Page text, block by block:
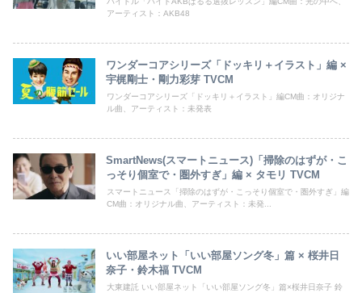
アーティスト：AKB48
ワンダーコアシリーズ「ドッキリ＋イラスト」編 ×
宇梶剛士・剛力彩芽 TVCM
ワンダーコアシリーズ「ドッキリ＋イラスト」編CM曲：オリジナ
ル曲、アーティスト：未発表
SmartNews(スマートニュース)「掃除のはずが・こ
っそり個室で・圏外すぎ」編 × タモリ TVCM
スマートニュース「掃除のはずが・こっそり個室で・圏外すぎ」編
CM曲：オリジナル曲、アーティスト：未発...
いい部屋ネット「いい部屋ソング冬」篇 × 桜井日
奈子・鈴木福 TVCM
大東建託 いい部屋ネット「いい部屋ソング冬」篇×桜井日奈子 鈴